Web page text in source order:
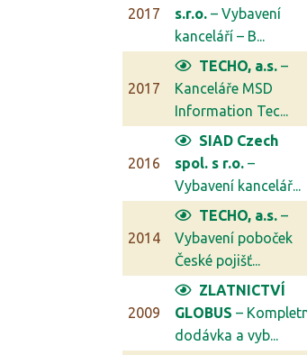
2017
s.r.o. – Vybavení
kanceláří – B...
2017
TECHO, a.s. –
Kanceláře MSD
Information Tec...
2016
SIAD Czech
spol. s r.o. –
Vybavení kancelář...
2014
TECHO, a.s. –
Vybavení poboček
České pojišť...
2009
ZLATNICTVÍ
GLOBUS –
dodávka a vyb...